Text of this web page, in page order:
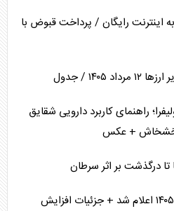
اینترنت رایگان / پرداخت قبوض با
/ جدول
راهنمای کاربرد دارویی شقایق
و خشخاش + عکس
تا درگذشت بر اثر سرطان
قیمت جدید سایپا ۱۵۱ مرداد ۱۴۰۵ اعلام شد + جزئیات افزایش